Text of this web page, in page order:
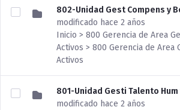
802-Unidad Gest Compens y
modificado hace 2 años
Inicio > 800 Gerencia de Area
Activos > 800 Gerencia de Area
Activos
801-Unidad Gesti Talento Hum
modificado hace 2 años